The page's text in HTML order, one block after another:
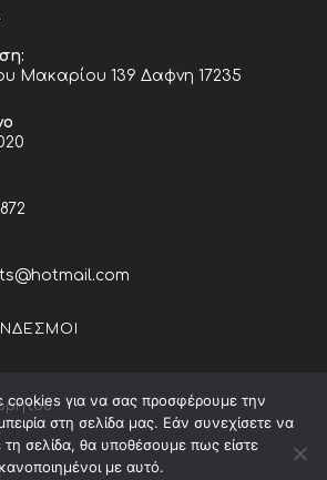
Μακαρίου 139 Δαφνη 17235
cookies για να σας προσφέρουμε την
στη σελίδα μας. Εάν συνεχίσετε να
τη σελίδα, θα υποθέσουμε πως είστε
με αυτό.